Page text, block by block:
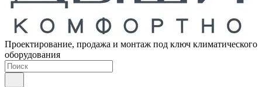
Проектирование, продажа и монтаж под ключ климатического
оборудования